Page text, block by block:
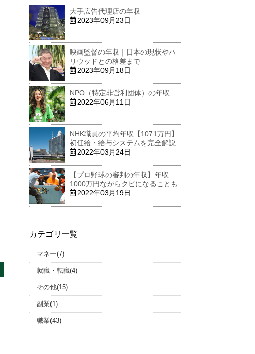
大手広告代理店の年収
2023年09月23日
映画監督の年収｜日本の現状やハ
リウッドとの格差まで
2023年09月18日
NPO（特定非営利団体）の年収
2022年06月11日
NHK職員の平均年収【1071万円】
初任給・給与システムを完全解説
2022年03月24日
【プロ野球の審判の年収】年収
1000万円ながらクビになることも
2022年03月19日
カテゴリ一覧
マネー(7)
就職・転職(4)
その他(15)
副業(1)
職業(43)